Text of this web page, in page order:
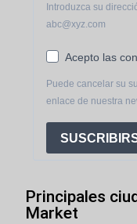
Introduzca su
abc@xyz.com
Acepto las
Puede cancelar su
enlace de nuestra
Principales
Market